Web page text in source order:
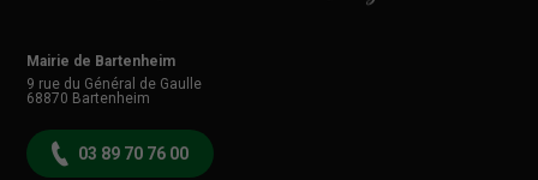
Mairie de Bartenheim
9 rue du Général de Gaulle
68870 Bartenheim
03 89 70 76 00